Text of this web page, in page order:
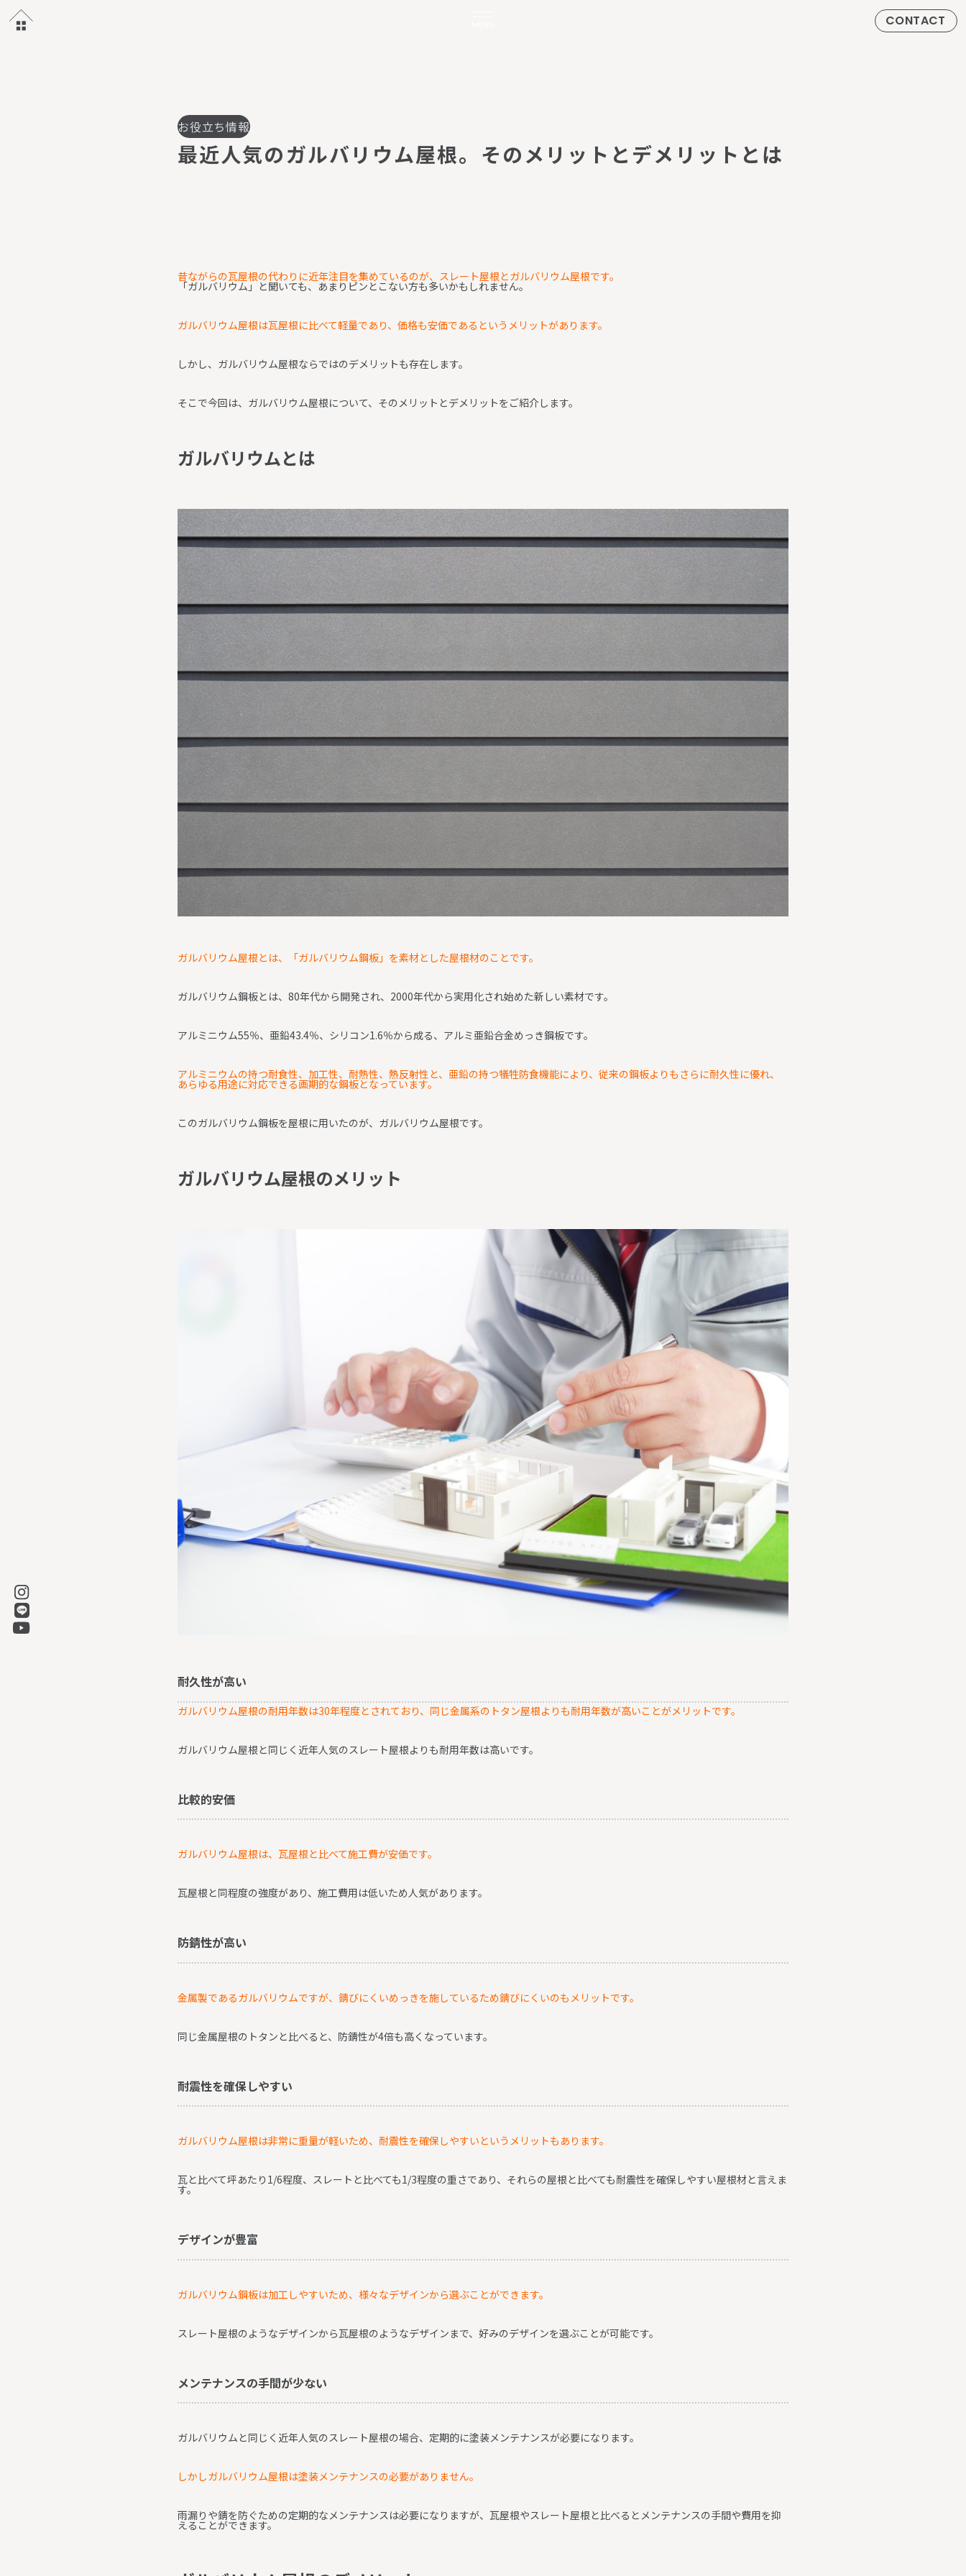
CONTACT
お役立ち情報
最近人気のガルバ リ ウム屋根。 そのメ リ ッ ト と デメ リ ッ ト と は
昔ながらの瓦屋根の代わりに近年注目を集めているのが、スレート屋根とガルバリウム屋根です。
「ガルバリウム」と聞いても、あまりピンとこない方も多いかもしれません。
ガルバリウム屋根は瓦屋根に比べて軽量であり、価格も安価であるというメリットがあります。
しかし、ガルバリウム屋根ならではのデメリットも存在します。
そこで今回は、ガルバリウム屋根について、そのメリットとデメリットをご紹介します。
ガルバリウムとは
ガルバリウム屋根とは、「ガルバリウム鋼板」を素材とした屋根材のことです。
ガルバリウム鋼板とは、80年代から開発され、2000年代から実用化され始めた新しい素材です。
アルミニウム55％、亜鉛43.4％、シリコン1.6％から成る、アルミ亜鉛合金めっき鋼板です。
アルミニウムの持つ耐食性、加工性、耐熱性、熱反射性と、亜鉛の持つ犠牲防食機能により、従来の鋼板よりもさらに耐久性に優れ、
あらゆる用途に対応できる画期的な鋼板となっています。
このガルバリウム鋼板を屋根に用いたのが、ガルバリウム屋根です。
ガルバリウム屋根のメリ ッ ト
耐久性が高い
ガルバリウム屋根の耐用年数は30年程度とされており、同じ金属系のトタン屋根よりも耐用年数が高いことがメリットです。
ガルバリウム屋根と同じく近年人気のスレート屋根よりも耐用年数は高いです。
比較的安価
ガルバリウム屋根は、瓦屋根と比べて施工費が安価です。
瓦屋根と同程度の強度があり、施工費用は低いため人気があります。
防錆性が高い
金属製であるガルバリウムですが、錆びにくいめっきを施しているため錆びにくいのもメリットです。
同じ金属屋根のトタンと比べると、防錆性が4倍も高くなっています。
耐震性を確保しやすい
ガルバリウム屋根は非常に重量が軽いため、耐震性を確保しやすいというメリットもあります。
瓦と比べて坪あたり1/6程度、スレートと比べても1/3程度の重さであり、それらの屋根と比べても耐震性を確保しやすい屋根材と言えま
す。
デザインが豊富
ガルバリウム鋼板は加工しやすいため、様々なデザインから選ぶことができます。
スレート屋根のようなデザインから瓦屋根のようなデザインまで、好みのデザインを選ぶことが可能です。
メンテナンスの手間が少ない
ガルバリウムと同じく近年人気のスレート屋根の場合、定期的に塗装メンテナンスが必要になります。
しかしガルバリウム屋根は塗装メンテナンスの必要がありません。
雨漏りや錆を防ぐための定期的なメンテナンスは必要になりますが、瓦屋根やスレート屋根と比べるとメンテナンスの手間や費用を抑
えることができます。